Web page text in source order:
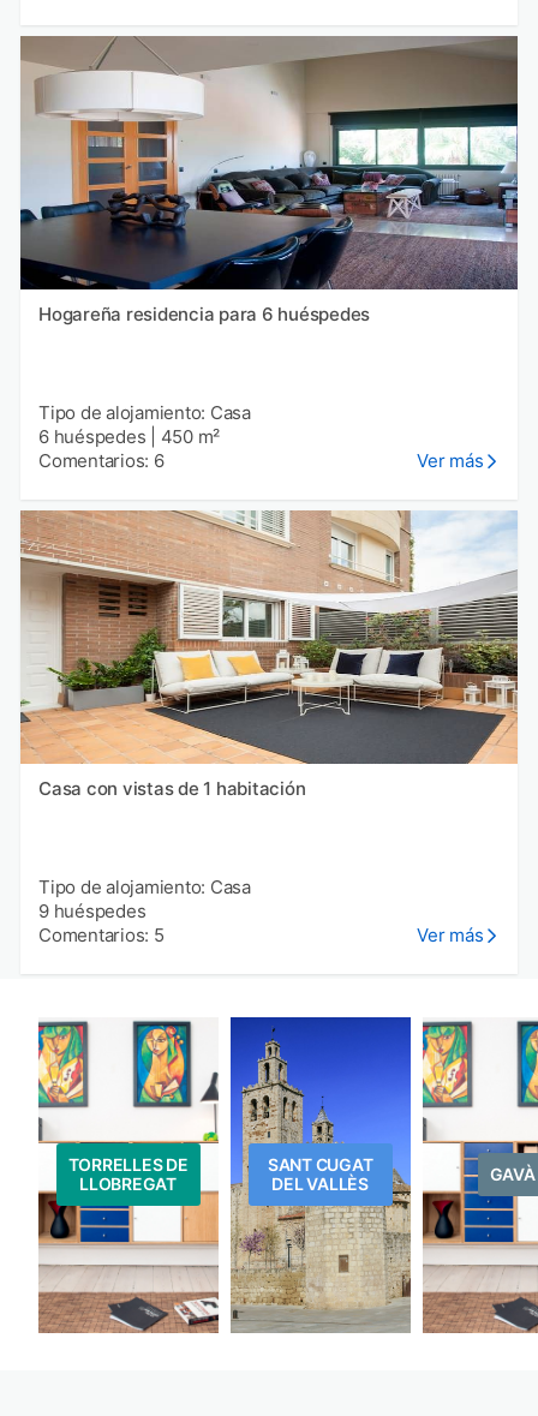
Hogareña residencia para 6 huéspedes
Tipo de alojamiento: Casa
6 huéspedes
450 m²
Comentarios: 6
Ver más
Casa con vistas de 1 habitación
Tipo de alojamiento: Casa
9 huéspedes
Comentarios: 5
Ver más
TORRELLES DE
LLOBREGAT
SANT CUGAT
DEL VALLÈS
GAVÀ